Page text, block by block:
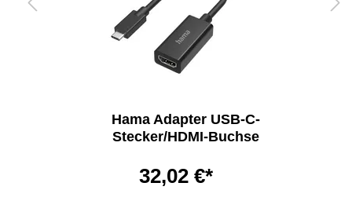
Hama Adapter USB-C-
Stecker/HDMI-Buchse
32,02 €*